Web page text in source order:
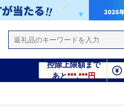
控除上限額まで
あと***,***円